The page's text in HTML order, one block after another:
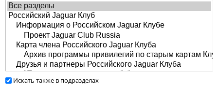
Искать также в подразделах